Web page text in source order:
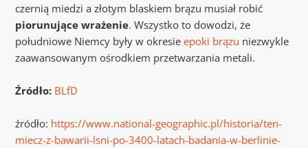
czernią miedzi a złotym blaskiem brązu musiał robić
piorunujące wrażenie. Wszystko to dowodzi, że
południowe Niemcy były w okresie epoki brązu niezwykle
zaawansowanym ośrodkiem przetwarzania metali.
Źródło: BLfD
źródło: https://www.national-geographic.pl/historia/ten-
miecz-z-bawarii-lsni-po-3400-latach-badania-w-berlinie-